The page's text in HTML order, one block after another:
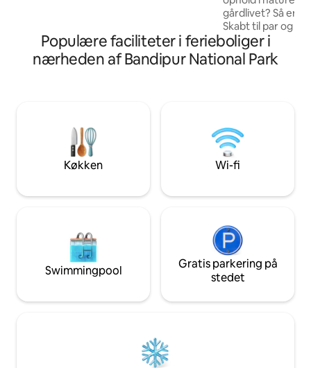
dyner, der giver en afslappende søvn •
🚿 To førsteklasses private badeværelser
• 🌿 Privat udendørs opholdsområde i
backup til hjemmearbejde
gårdlivet? Så er
Skabt til par og
til en åben privat
med det
Giver udsigt over
osv. Morgenmaden er gratis. Ingen
flodaktiviteter i
høj musik, fester
Populære faciliteter i ferieboliger i
nærheden af Bandipur National Park
Køkken Wi-fi
Swimmingpool
Gratis parkering på
stedet